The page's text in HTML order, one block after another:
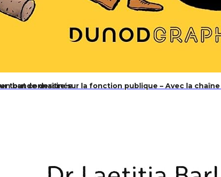
tout connaître sur la fonction publique – Avec la
bande dessinée